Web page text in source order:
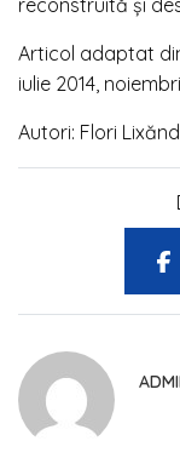
reconstruită și
Articol adaptat
iulie 2014,
Autori: Flori